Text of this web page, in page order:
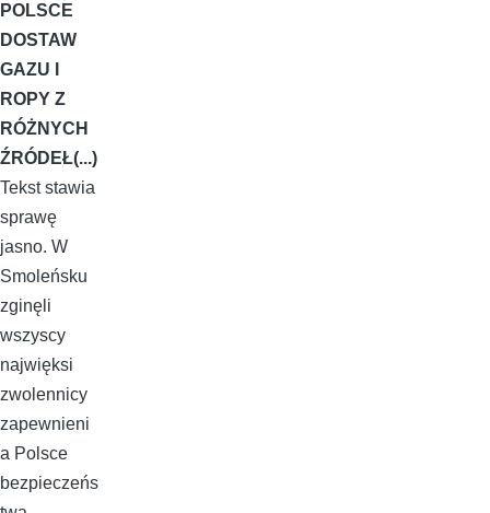
POLSCE
DOSTAW
GAZU I
ROPY Z
RÓŻNYCH
ŹRÓDEŁ(...)
Tekst stawia
sprawę
jasno. W
Smoleńsku
zginęli
wszyscy
najwięksi
zwolennicy
zapewnieni
a Polsce
bezpieczeńs